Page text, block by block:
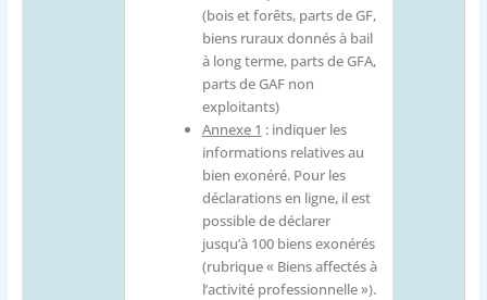
(bois et forêts, parts de GF,
biens ruraux donnés à bail
à long terme, parts de GFA,
parts de GAF non
exploitants)
Annexe 1 : indiquer les
informations relatives au
bien exonéré. Pour les
déclarations en ligne, il est
possible de déclarer
jusqu’à 100 biens exonérés
(rubrique « Biens affectés à
l’activité professionnelle »).